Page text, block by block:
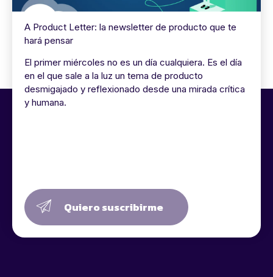
A Product Letter: la newsletter de producto que te
hará pensar
El primer miércoles no es un día cualquiera. Es el día
en el que sale a la luz un tema de producto
desmigajado y reflexionado desde una mirada crítica
y humana.
Quiero suscribirme